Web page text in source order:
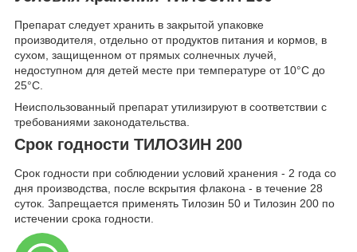
Препарат следует хранить в закрытой упаковке
производителя, отдельно от продуктов питания и кормов, в
сухом, защищенном от прямых солнечных лучей,
недоступном для детей месте при температуре от 10°С до
25°С.
Неиспользованный препарат утилизируют в соответствии с
требованиями законодательства.
Срок годности ТИЛОЗИН 200
Срок годности при соблюдении условий хранения - 2 года со
дня производства, после вскрытия флакона - в течение 28
суток. Запрещается применять Тилозин 50 и Тилозин 200 по
истечении срока годности.